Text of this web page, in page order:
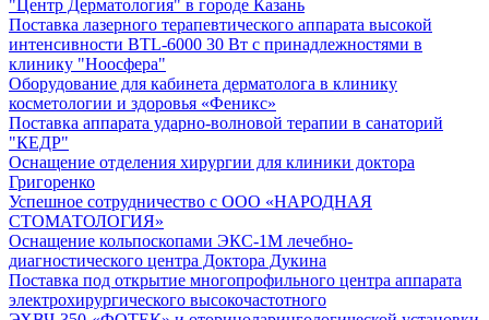
"Центр Дерматология" в городе Казань
Поставка лазерного терапевтического аппарата высокой
интенсивности BTL-6000 30 Вт с принадлежностями в
клинику "Ноосфера"
Оборудование для кабинета дерматолога в клинику
косметологии и здоровья «Феникс»
Поставка аппарата ударно-волновой терапии в санаторий
"КЕДР"
Оснащение отделения хирургии для клиники доктора
Григоренко
Успешное сотрудничество с ООО «НАРОДНАЯ
СТОМАТОЛОГИЯ»
Оснащение кольпоскопами ЭКС-1М лечебно-
диагностического центра Доктора Дукина
Поставка под открытие многопрофильного центра аппарата
электрохирургического высокочастотного